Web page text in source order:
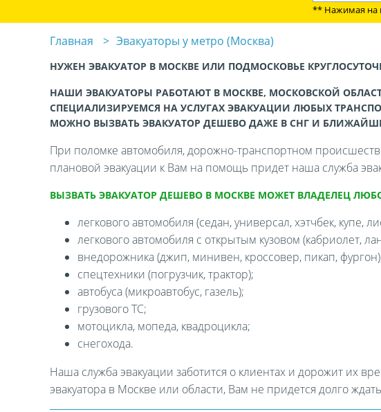
** Нажимая на
Главная Эвакуаторы у метро (Москва)
НУЖЕН ЭВАКУАТОР В МОСКВЕ ИЛИ ПОДМОСКОВЬЕ
НАШИ ЭВАКУАТОРЫ РАБОТАЮТ В МОСКВЕ, МОСКОВСКОЙ
СПЕЦИАЛИЗИРУЕМСЯ НА УСЛУГАХ ЭВАКУАЦИИ ЛЮБЫХ
МОЖНО ВЫЗВАТЬ ЭВАКУАТОР ДЕШЕВО ДАЖЕ В СНГ И
При поломке автомобиля, дорожно-транспортном
плановой эвакуации к Вам на помощь придет наша служба
ВЫЗВАТЬ ЭВАКУАТОР ДЕШЕВО В МОСКВЕ МОЖЕТ ВЛАДЕЛЕЦ
легкового автомобиля (седан, универсал, хэтчбек, купе,
легкового автомобиля с открытым кузовом (кабриолет,
внедорожника (джип, минивен, кроссовер, пикап,
спецтехники (погрузчик, трактор);
автобуса (микроавтобус, газель);
грузового ТС;
мотоцикла, мопеда, квадроцикла;
снегохода.
Наша служба эвакуации заботится о клиентах и дорожит их
эвакуатора в Москве или области, Вам не придется долго